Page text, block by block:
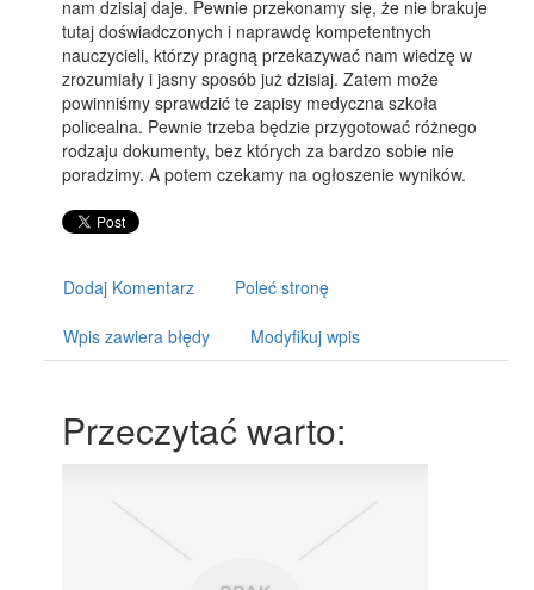
nam dzisiaj daje. Pewnie przekonamy się, że nie brakuje
tutaj doświadczonych i naprawdę kompetentnych
nauczycieli, którzy pragną przekazywać nam wiedzę w
zrozumiały i jasny sposób już dzisiaj. Zatem może
powinniśmy sprawdzić te zapisy medyczna szkoła
policealna. Pewnie trzeba będzie przygotować różnego
rodzaju dokumenty, bez których za bardzo sobie nie
poradzimy. A potem czekamy na ogłoszenie wyników.
Dodaj Komentarz Poleć stronę
Wpis zawiera błędy Modyfikuj wpis
Przeczytać warto: